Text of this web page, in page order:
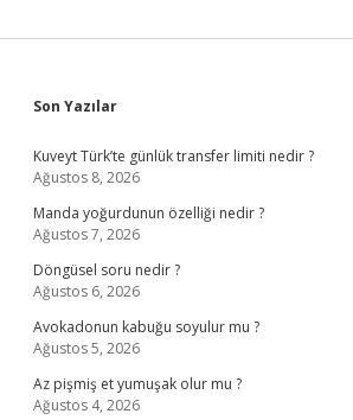
Sidebar
Son Yazılar
Kuveyt Türk’te günlük transfer limiti nedir ?
Ağustos 8, 2026
Manda yoğurdunun özelliği nedir ?
Ağustos 7, 2026
Döngüsel soru nedir ?
Ağustos 6, 2026
Avokadonun kabuğu soyulur mu ?
Ağustos 5, 2026
Az pişmiş et yumuşak olur mu ?
Ağustos 4, 2026